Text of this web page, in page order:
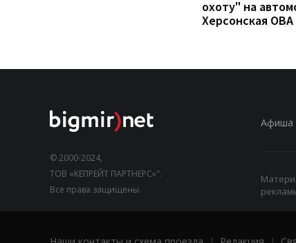
охоту" на
Херсонская ОВА
© 2000-2024,
ТОВ «КЕПРЕЙТ ПАРТНЕРС»".
Все права защищены.
Афиша